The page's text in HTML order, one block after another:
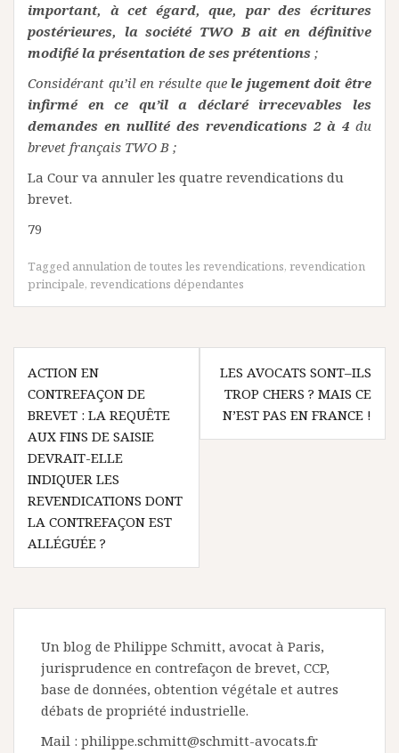
important, à cet égard, que, par des écritures
postérieures, la société TWO B ait en définitive
modifié la présentation de ses prétentions ;
Considérant qu’il en résulte quele jugement doit être
infirmé en ce qu’il a déclaré irrecevables les
demandes en nullité des revendications 2 à 4 du
brevet français TWO B ;
La Cour va annuler les quatre revendications du
brevet.
79
Tagged annulation de toutes les revendications, revendication
principale, revendications dépendantes
Navigation
de
l’article
ACTION EN
CONTREFAÇON DE
BREVET : LA REQUÊTE
AUX FINS DE SAISIE
DEVRAIT-ELLE
INDIQUER LES
REVENDICATIONS DONT
LA CONTREFAÇON EST
ALLÉGUÉE ?
LES AVOCATS SONT–ILS
TROP CHERS ? MAIS CE
N’EST PAS EN FRANCE !
Un blog de Philippe Schmitt, avocat à Paris,
jurisprudence en contrefaçon de brevet, CCP,
base de données, obtention végétale et autres
débats de propriété industrielle.
Mail : philippe.schmitt@schmitt-avocats.fr